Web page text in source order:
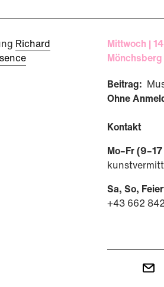
Richard
Mittwoch |
Mönchsberg
Beitrag:
Ohne
Kontakt
Mo–Fr
Sa, So,
+43 662